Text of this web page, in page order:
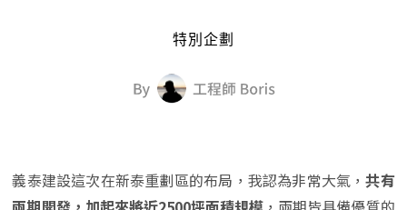
特別企劃
義泰建設這次在新泰重劃區的布局，我認為非常大氣，共有